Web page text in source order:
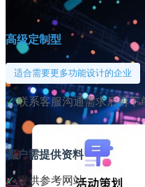
高级定制型
适合需要更多功能设计的企业
✓联系客服沟通需求后再下
客户需提供资料
✓提供参考网站